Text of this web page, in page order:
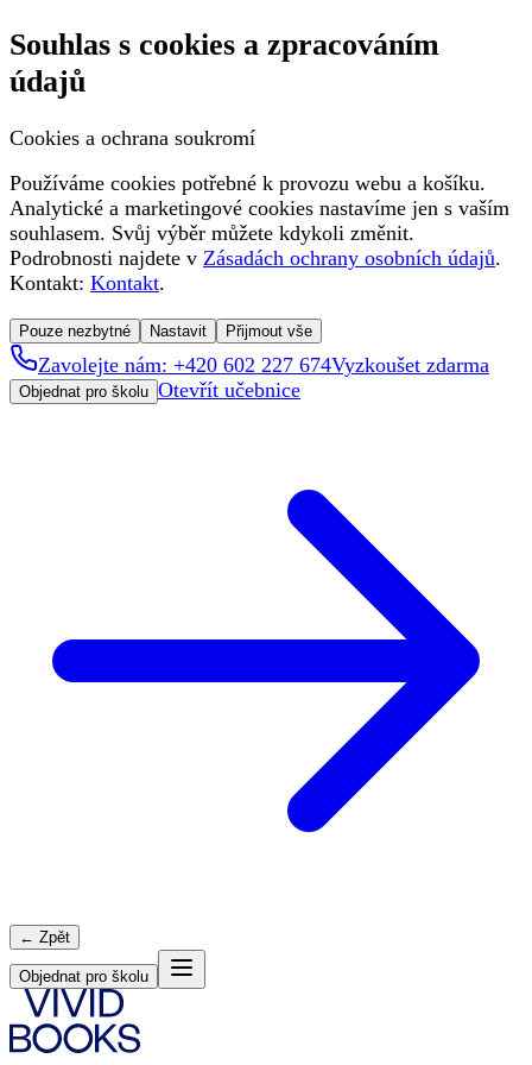
Souhlas s cookies a zpracováním
údajů
Cookies a ochrana soukromí
Používáme cookies potřebné k provozu webu a košíku.
Analytické a marketingové cookies nastavíme jen s vaším
souhlasem. Svůj výběr můžete kdykoli změnit.
Podrobnosti najdete v Zásadách ochrany osobních údajů.
Kontakt: Kontakt.
Pouze nezbytné Nastavit Přijmout vše
Zavolejte nám: +420 602 227 674Vyzkoušet zdarma
Objednat pro školu Otevřít učebnice
← Zpět
Objednat pro školu